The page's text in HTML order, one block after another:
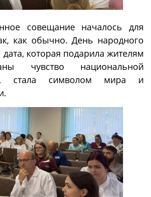
совещание началось для
как обычно. День народного
дата, которая подарила жителям
чувство национальной
стала символом мира и